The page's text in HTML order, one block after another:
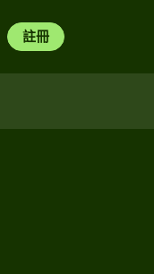
註冊